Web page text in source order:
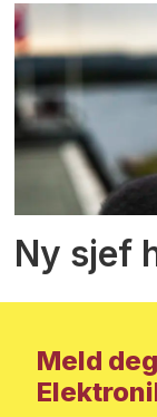
Ny sjef
Meld